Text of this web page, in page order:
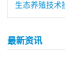
生态养殖技术
最新资讯